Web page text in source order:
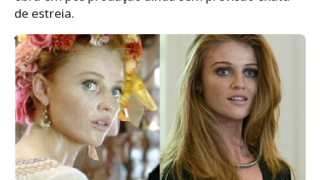
de estreia.